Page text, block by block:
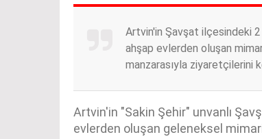
Artvin'in Şavşat ilçesindeki 2
ahşap evlerden oluşan
manzarasıyla ziyaretçilerini
Artvin'in "Sakin Şehir" unvanlı
evlerden oluşan geleneksel